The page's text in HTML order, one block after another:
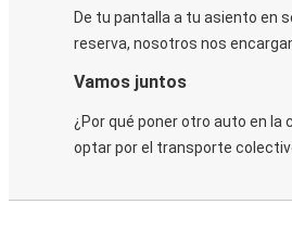
De tu pantalla a tu asiento en
reserva, nosotros nos
Vamos juntos
¿Por qué poner otro auto en la
optar por el transporte